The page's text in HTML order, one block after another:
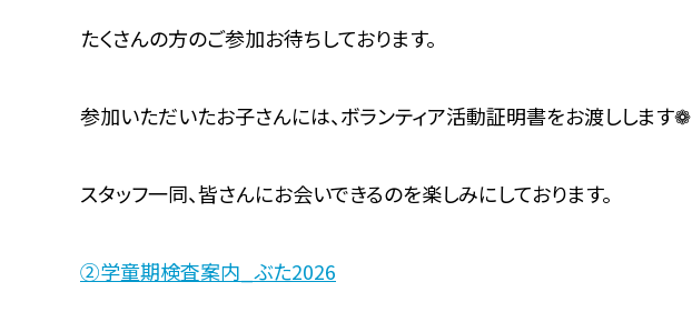
たくさんの方のご参加お待ちしております。
参加いただいたお子さんには、ボランティア活動証明書をお渡しします❁
スタッフ一同、皆さんにお会いできるのを楽しみにしております。
②学童期検査案内_ぶた2026